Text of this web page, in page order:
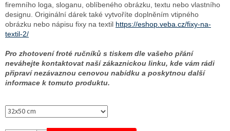
firemního loga, sloganu, oblíbeného obrázku, textu nebo vlastního
designu. Originální dárek také vytvoříte doplněním vtipného
obrázku nebo nápisu fixy na textil https://eshop.veba.cz/fixy-na-
textil-2/
Pro zhotovení froté ručníků s tiskem dle vašeho přání
neváhejte kontaktovat naší zákaznickou linku, kde vám rádi
připraví nezávaznou cenovou nabídku a poskytnou další
informace k tomuto produktu.